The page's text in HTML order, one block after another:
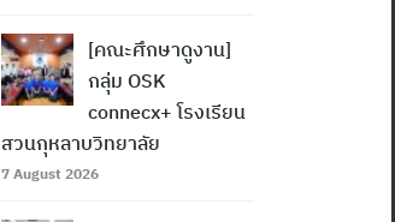
[คณะศึกษาดูงาน]
กลุ่ม OSK
connecx+ โรงเรียน
สวนกุหลาบวิทยาลัย
7 August 2026